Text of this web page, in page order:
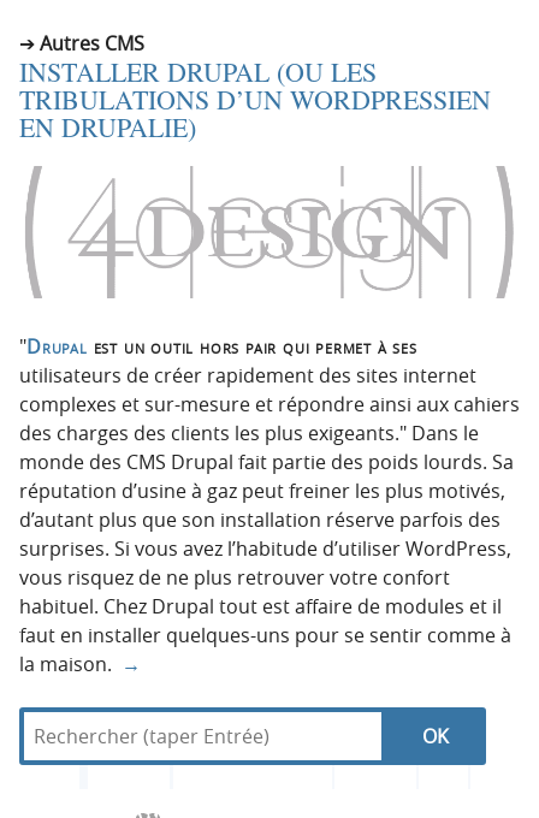
Autres CMS
INSTALLER DRUPAL (OU LES
TRIBULATIONS D’UN WORDPRESSIEN
EN DRUPALIE)
Drupal est un outil hors pair qui permet à ses
utilisateurs de créer rapidement des sites internet
complexes et sur-mesure et répondre ainsi aux cahiers
des charges des clients les plus exigeants. Dans le
monde des CMS Drupal fait partie des poids lourds. Sa
réputation d’usine à gaz peut freiner les plus motivés,
d’autant plus que son installation réserve parfois des
surprises. Si vous avez l’habitude d’utiliser WordPress,
vous risquez de ne plus retrouver votre confort
habituel. Chez Drupal tout est affaire de modules et il
faut en installer quelques-uns pour se sentir comme à
la maison. →
N
R
R
d